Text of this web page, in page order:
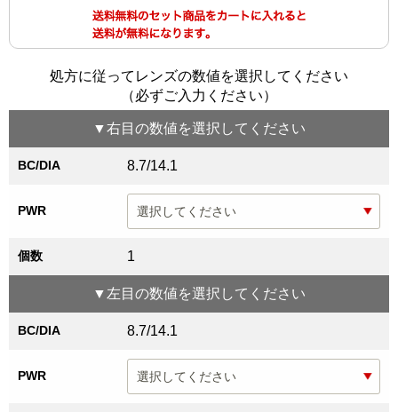
処方に従ってレンズの数値を選択してください
（必ずご入力ください）
▼右目 の数値を選択してください
BC/DIA 8.7/14.1
PWR
個数 1
▼ 左目 の数値を選択してください
BC/DIA 8.7/14.1
PWR